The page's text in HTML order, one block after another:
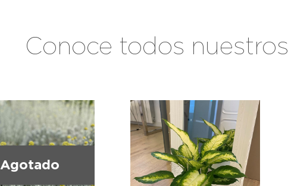
Conoce todos nuestros
Agotado